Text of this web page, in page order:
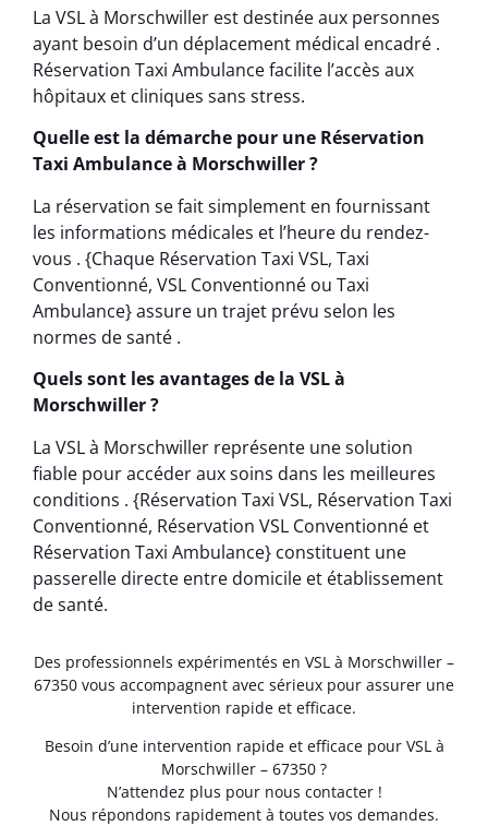
La VSL à Morschwiller est destinée aux personnes
ayant besoin d’un déplacement médical encadré .
Réservation Taxi Ambulance facilite l’accès aux
hôpitaux et cliniques sans stress.
Quelle est la démarche pour une Réservation
Taxi Ambulance à Morschwiller ?
La réservation se fait simplement en fournissant
les informations médicales et l’heure du rendez-
vous . {Chaque Réservation Taxi VSL, Taxi
Conventionné, VSL Conventionné ou Taxi
Ambulance} assure un trajet prévu selon les
normes de santé .
Quels sont les avantages de la VSL à
Morschwiller ?
La VSL à Morschwiller représente une solution
fiable pour accéder aux soins dans les meilleures
conditions . {Réservation Taxi VSL, Réservation Taxi
Conventionné, Réservation VSL Conventionné et
Réservation Taxi Ambulance} constituent une
passerelle directe entre domicile et établissement
de santé.
Des professionnels expérimentés en VSL à Morschwiller –
67350 vous accompagnent avec sérieux pour assurer une
intervention rapide et efficace.
Besoin d’une intervention rapide et efficace pour VSL à
Morschwiller – 67350 ?
N’attendez plus pour nous contacter !
Nous répondons rapidement à toutes vos demandes.